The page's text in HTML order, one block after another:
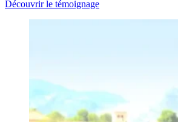
Découvrir le témoignage